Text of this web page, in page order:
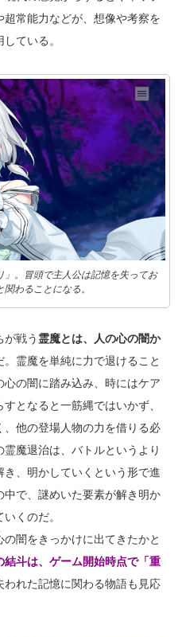
常能力などが、想像や考察を
ている。
。冒頭で主人公は記憶を失ってお
わることになる。
が戦う 霊魔とは、人の心の闇か
。霊魔を単純に力で退けること
の闇に踏み込み、時にはケア
となると一筋縄ではいかず、
他の登場人物の力を借りる必
魔退治は、バトルというより
、明かしていくという形で進
で、謎めいた要素が解き明か
くのだ。
闇をきっかけに出てきたかと
結斗は、ゲーム開始時点で「重
われた記憶に関わる物語も見応